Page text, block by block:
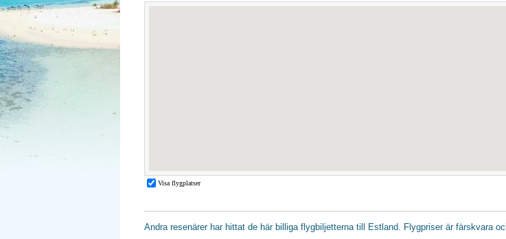
Andra resenärer har hittat de här billiga flygbiljetterna till Estland. Flygpriser är färskvara